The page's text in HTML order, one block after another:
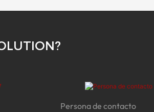
Persona de contacto